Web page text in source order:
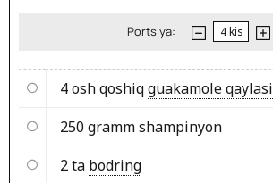
Portsiya:
4 osh qoshiqguakamole qaylasi
250 grammshampinyon
2 ta bodring